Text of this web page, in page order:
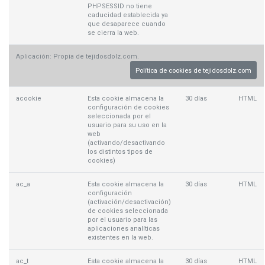
PHPSESSID no tiene
caducidad establecida ya
que desaparece cuando
se cierra la web.
Aplicación: Propia de tejidosdolz.com.
Política de cookies de tejidosdolz.com
acookie
Esta cookie almacena la
configuración de cookies
seleccionada por el
usuario para su uso en la
web
(activando/desactivando
los distintos tipos de
cookies)
30 días HTML
ac_a
Esta cookie almacena la
configuración
(activación/desactivación)
de cookies seleccionada
por el usuario para las
aplicaciones analíticas
existentes en la web.
30 días HTML
ac_t Esta cookie almacena la 30 días HTML